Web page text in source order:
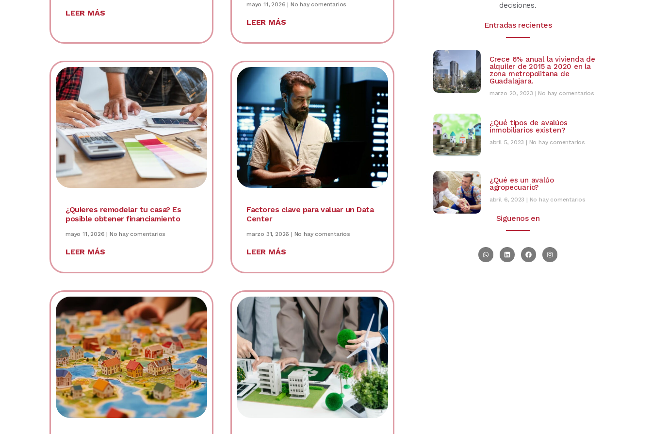
LEER MÁS
mayo 11, 2026 No hay comentarios
LEER MÁS
¿Quieres remodelar tu casa? Es
posible obtener financiamiento
mayo 11, 2026 No hay comentarios
LEER MÁS
Factores clave para valuar un Data
Center
marzo 31, 2026 No hay comentarios
LEER MÁS
decisiones.
Entradas recientes
Crece 6% anual la vivienda de
alquiler de 2015 a 2020 en la
zona metropolitana de
Guadalajara.
marzo 20, 2023 No hay comentarios
¿Qué tipos de avalúos
inmobiliarios existen?
abril 5, 2023 No hay comentarios
¿Qué es un avalúo
agropecuario?
abril 6, 2023 No hay comentarios
Siguenos en